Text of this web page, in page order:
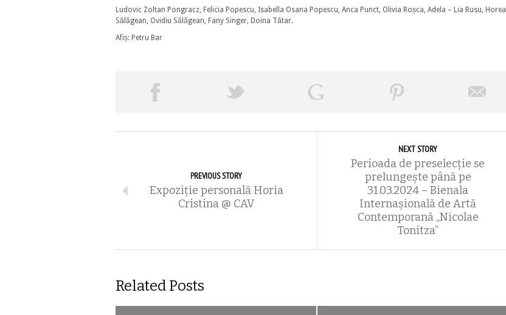
Ludovic Zoltan Pongracz, Felicia Popescu, Isabella Osana Popescu, Anca Punct, Olivia Roșca, Adela – Lia Rusu, Horea
Sălăgean, Ovidiu Sălăgean, Fany Singer, Doina Tătar.
Afiș: Petru Bar
PREVIOUS STORY
Expoziţie personală Horia
Cristina @ CAV
NEXT STORY
Perioada de preselecție se
prelungește până pe
31.03.2024 – Bienala
Internaşională de Artă
Contemporană „Nicolae
Tonitza”
Related Posts